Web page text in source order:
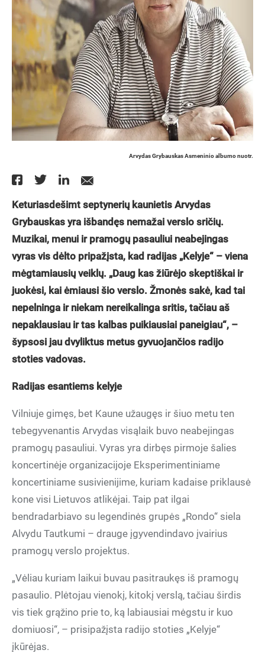
Arvydas Grybauskas Asmeninio albumo nuotr.
Keturiasdešimt septynerių kaunietis Arvydas
Grybauskas yra išbandęs nemažai verslo sričių.
Muzikai, menui ir pramogų pasauliui neabejingas
vyras vis dėlto pripažįsta, kad radijas „Kelyje“ – viena
mėgtamiausių veiklų. „Daug kas žiūrėjo skeptiškai ir
juokėsi, kai ėmiausi šio verslo. Žmonės sakė, kad tai
nepelninga ir niekam nereikalinga sritis, tačiau aš
nepaklausiau ir tas kalbas puikiausiai paneigiau“, –
šypsosi jau dvyliktus metus gyvuojančios radijo
stoties vadovas.
Radijas esantiems kelyje
Vilniuje gimęs, bet Kaune užaugęs ir šiuo metu ten
tebegyvenantis Arvydas visąlaik buvo neabejingas
pramogų pasauliui. Vyras yra dirbęs pirmoje šalies
koncertinėje organizacijoje Eksperimentiniame
koncertiniame susivienijime, kuriam kadaise priklausė
kone visi Lietuvos atlikėjai. Taip pat ilgai
bendradarbiavo su legendinės grupės „Rondo“ siela
Alvydu Tautkumi – drauge įgyvendindavo įvairius
pramogų verslo projektus.
„Vėliau kuriam laikui buvau pasitraukęs iš pramogų
pasaulio. Plėtojau vienokį, kitokį verslą, tačiau širdis
vis tiek grąžino prie to, ką labiausiai mėgstu ir kuo
domiuosi“, – prisipažįsta radijo stoties „Kelyje“
įkūrėjas.